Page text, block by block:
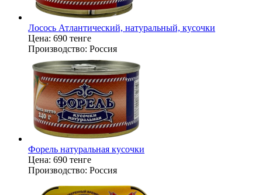
Лосось Атлантический, натуральный, кусочки
Цена: 690 тенге
Производство: Россия
Форель натуральная кусочки
Цена: 690 тенге
Производство: Россия